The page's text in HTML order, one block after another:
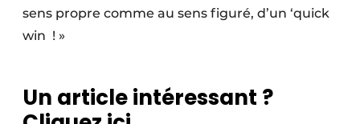
sens propre comme au sens figuré, d’un ‘quick
win ! »
Un article intéressant ?